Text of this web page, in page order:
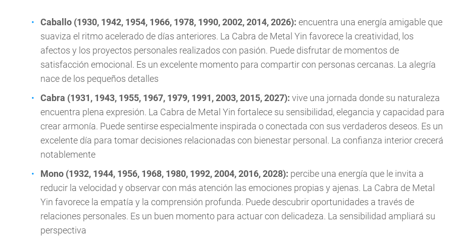
Caballo (1930, 1942, 1954, 1966, 1978, 1990, 2002, 2014, 2026): encuentra una energía amigable que
suaviza el ritmo acelerado de días anteriores. La Cabra de Metal Yin favorece la creatividad, los
afectos y los proyectos personales realizados con pasión. Puede disfrutar de momentos de
satisfacción emocional. Es un excelente momento para compartir con personas cercanas. La alegría
nace de los pequeños detalles
Cabra (1931, 1943, 1955, 1967, 1979, 1991, 2003, 2015, 2027): vive una jornada donde su naturaleza
encuentra plena expresión. La Cabra de Metal Yin fortalece su sensibilidad, elegancia y capacidad para
crear armonía. Puede sentirse especialmente inspirada o conectada con sus verdaderos deseos. Es un
excelente día para tomar decisiones relacionadas con bienestar personal. La confianza interior crecerá
notablemente
Mono (1932, 1944, 1956, 1968, 1980, 1992, 2004, 2016, 2028): percibe una energía que le invita a
reducir la velocidad y observar con más atención las emociones propias y ajenas. La Cabra de Metal
Yin favorece la empatía y la comprensión profunda. Puede descubrir oportunidades a través de
relaciones personales. Es un buen momento para actuar con delicadeza. La sensibilidad ampliará su
perspectiva